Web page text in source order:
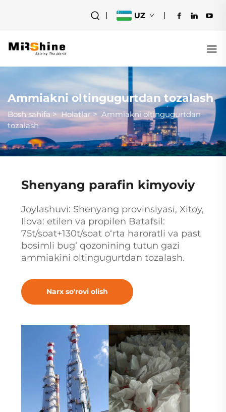
UZ
Ammiakni oltingugurtdan tozalash
Bosh sahifa>Holatlar> Ammiakni oltingugurtdan
tozalash
Shenyang parafin kimyoviy
Joylashuvi: Shenyang provinsiyasi, Xitoy,
Ilova: etilen va propilen Batafsil:
75t/soat+130t/soat o‘rta haroratli va past
bosimli bug‘ qozonining tutun gazi
ammiakini oltingugurtdan tozalash.
Narx so'rovi olish